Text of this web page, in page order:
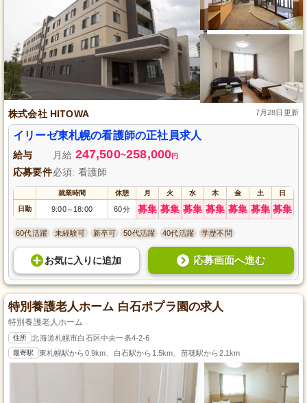
株式会社 HITOWA 7月28日更新
イリーゼ東札幌の看護師の正社員求人
給与 月給 247,500~258,000円
応募要件必須: 看護師
就業時間 休憩 月 火 水 木 金 土 日
日勤 9:00～ 18:00 60分 募集 募集 募集 募集 募集 募集 募集
60代活躍 未経験可 新卒可 50代活躍 40代活躍 学歴不問
お気に入り に追加 応募画面へ進む
特別養護老人ホーム 白石ポプラ園の求人
特別養護老人ホーム
住所 北海道札幌市白石区中央一条4-2-6
最寄駅 東札幌駅から0.9km、白石駅から1.5km、苗穂駅から2.1km